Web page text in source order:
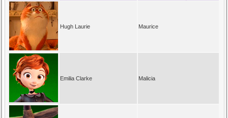
Hugh Laurie Maurice
Emilia Clarke Malicia